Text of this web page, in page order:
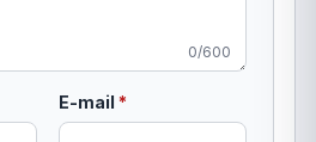
0/600
E-mail *obrigatorio